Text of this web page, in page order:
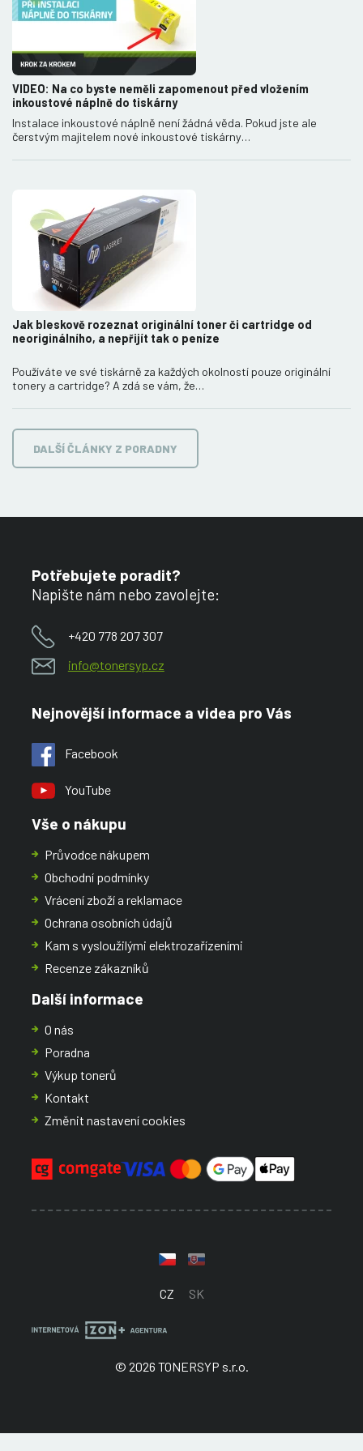
VIDEO: Na co byste neměli zapomenout před vložením
inkoustové náplně do tiskárny
Instalace inkoustové náplně není žádná věda. Pokud jste ale
čerstvým majitelem nové inkoustové tiskárny…
Jak bleskově rozeznat originální toner či cartridge od
neoriginálního, a nepřijít tak o peníze
Používáte ve své tiskárně za každých okolností pouze originální
tonery a cartridge? A zdá se vám, že…
DALŠÍ ČLÁNKY Z PORADNY
Potřebujete poradit?
Napište nám nebo zavolejte:
+420 778 207 307
info@tonersyp.cz
Nejnovější informace a videa pro Vás
Facebook
YouTube
Vše o nákupu
Průvodce nákupem
Obchodní podmínky
Vrácení zboží a reklamace
Ochrana osobních údajů
Kam s vysloužilými elektrozařízeními
Recenze zákazníků
Další informace
O nás
Poradna
Výkup tonerů
Kontakt
Změnit nastavení cookies
CZ SK
© 2026 TONERSYP s.r.o.